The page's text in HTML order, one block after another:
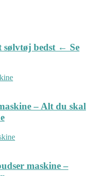
sølvtøj bedst ← Se
– Alt du skal
maskine –